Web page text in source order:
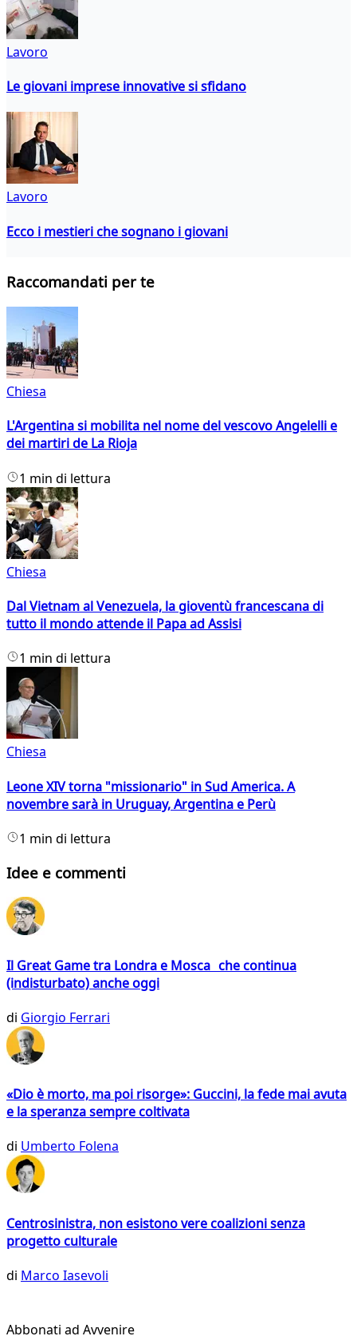
Lavoro
Le giovani imprese innovative si sfidano
Lavoro
Ecco i mestieri che sognano i giovani
Raccomandati per te
Chiesa
L'Argentina si mobilita nel nome del vescovo Angelelli e
dei martiri de La Rioja
1 min di lettura
Chiesa
Dal Vietnam al Venezuela, la gioventù francescana di
tutto il mondo attende il Papa ad Assisi
1 min di lettura
Chiesa
Leone XIV torna "missionario" in Sud America. A
novembre sarà in Uruguay, Argentina e Perù
1 min di lettura
Idee e commenti
Il Great Game tra Londra e Mosca che continua
(indisturbato) anche oggi
di Giorgio Ferrari
«Dio è morto, ma poi risorge»: Guccini, la fede mai avuta
e la speranza sempre coltivata
di Umberto Folena
Centrosinistra, non esistono vere coalizioni senza
progetto culturale
di Marco Iasevoli
Abbonati ad Avvenire